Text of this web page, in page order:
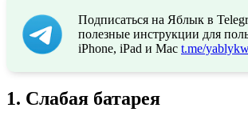
Подписаться на Яблык в
полезные инструкции для
iPhone, iPad и Mac t.me/
1. Слабая батарея